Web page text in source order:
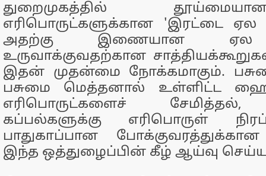
துறைமுகத்தில்
எரிபொருட்களுக்கான 'இரட்டை
அதற்கு இணையான ஏல
உருவாக்குவதற்கான
இதன் முதன்மை நோக்கமாகும்.
பசுமை மெத்தனால் உள்ளிட்ட
எரிபொருட்களைச்
கப்பல்களுக்கு எரிபொருள்
பாதுகாப்பான
இந்த ஒத்துழைப்பின் கீழ் ஆய்வு